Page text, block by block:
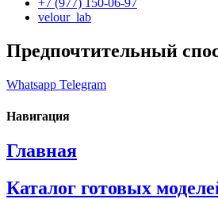
+7 (977) 150-06-97
velour_lab
Предпочтительный
Whatsapp Telegram
Навигация
Главная
Каталог готовых